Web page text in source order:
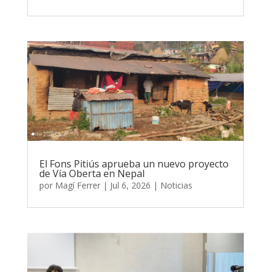
El Fons Pitiús aprueba un nuevo proyecto
de Vía Oberta en Nepal
por Magí Ferrer| Jul 6, 2026 | Noticias